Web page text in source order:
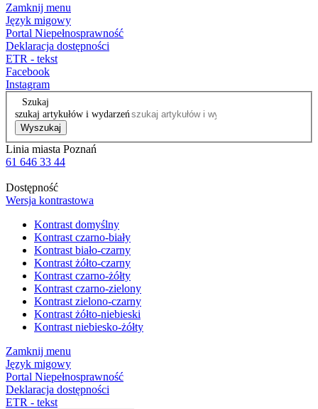
Zamknij menu
Język migowy
Portal Niepełnosprawność
Deklaracja dostępności
ETR - tekst
Facebook
Instagram
Szukaj
szukaj artykułów i wydarzeń
Wyszukaj
Linia miasta Poznań
61 646 33 44
Dostępność
Wersja kontrastowa
Kontrast domyślny
Kontrast czarno-biały
Kontrast biało-czarny
Kontrast żółto-czarny
Kontrast czarno-żółty
Kontrast czarno-zielony
Kontrast zielono-czarny
Kontrast żółto-niebieski
Kontrast niebiesko-żółty
Zamknij menu
Język migowy
Portal Niepełnosprawność
Deklaracja dostępności
ETR - tekst